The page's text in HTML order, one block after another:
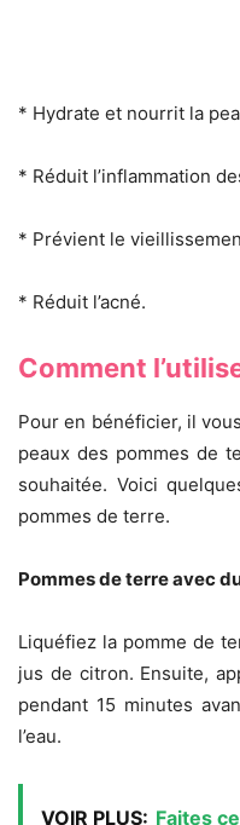
* Hydrate et nourrit la
* Réduit l’inflammation
* Prévient le
* Réduit l’acné.
Comment
Pour en bénéficier, il
peaux des pommes de
souhaitée. Voici
pommes de terre.
Pommes de terre avec
Liquéfiez la pomme de
jus de citron. Ensuite,
pendant 15 minutes
l’eau.
VOIR PLUS: Faites